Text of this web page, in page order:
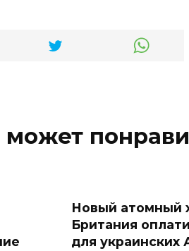
Новый атомный
Британия
для украинских